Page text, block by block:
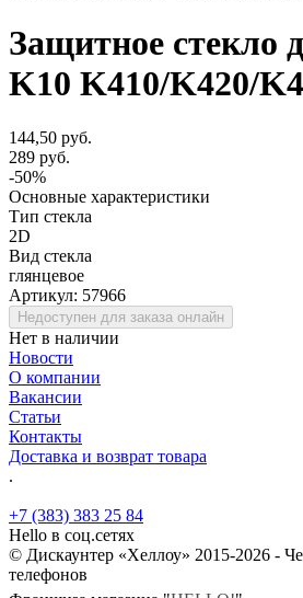
Защитное стекло
K10 K410/K420/
144,50 руб.
289 руб.
-50%
Основные характеристики
Тип стекла
2D
Вид стекла
глянцевое
Артикул: 57966
Недоступен для заказа онлайн
Нет в наличии
Новости
О компании
Вакансии
Статьи
Контакты
Доставка и возврат товара
.
+7 (383) 383 25 84
Hello в соц.сетях
© Дискаунтер «Хеллоу» 2015-2026 -
телефонов